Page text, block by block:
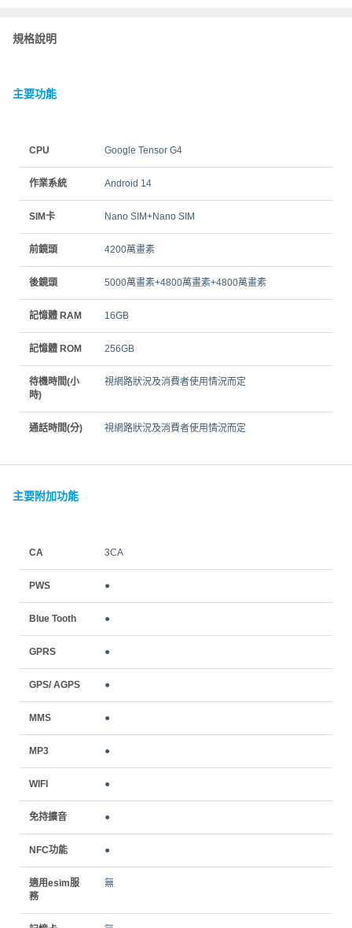
規格說明
主要功能
CPU Google Tensor G4
作業系統 Android 14
SIM卡 Nano SIM+Nano SIM
前鏡頭 4200萬畫素
後鏡頭 5000萬畫素+4800萬畫素+4800萬畫素
記憶體 RAM 16GB
記憶體 ROM 256GB
待機時間(小
時)
視網路狀況及消費者使用情況而定
通話時間(分) 視網路狀況及消費者使用情況而定
主要附加功能
CA 3CA
PWS ●
Blue Tooth ●
GPRS ●
GPS/ AGPS ●
MMS ●
MP3 ●
WIFI ●
免持擴音 ●
NFC功能 ●
適用esim服
務
無